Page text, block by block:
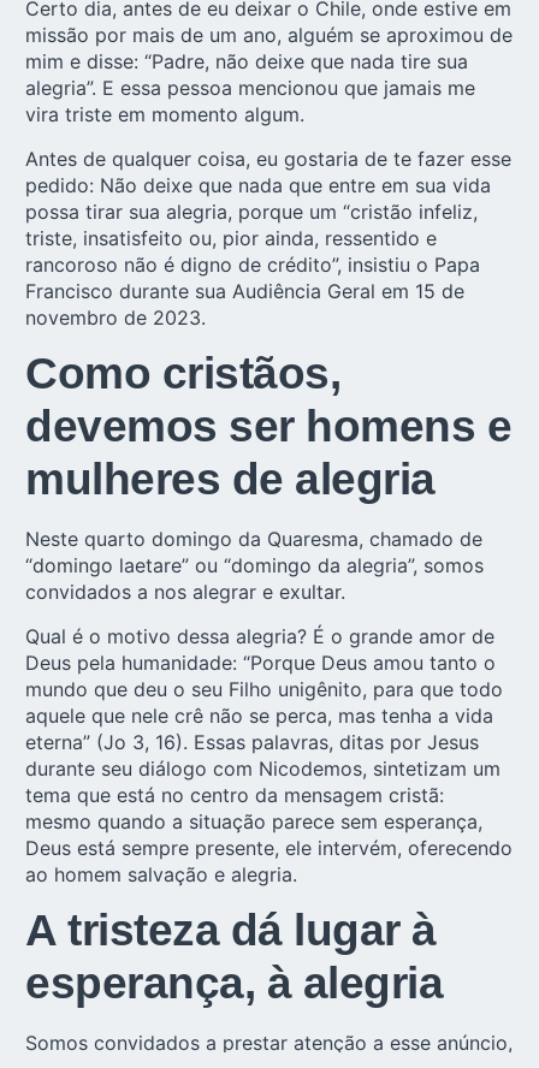
Certo dia, antes de eu deixar o Chile, onde estive em
missão por mais de um ano, alguém se aproximou de
mim e disse: “Padre, não deixe que nada tire sua
alegria”. E essa pessoa mencionou que jamais me
vira triste em momento algum.
Antes de qualquer coisa, eu gostaria de te fazer esse
pedido: Não deixe que nada que entre em sua vida
possa tirar sua alegria, porque um “cristão infeliz,
triste, insatisfeito ou, pior ainda, ressentido e
rancoroso não é digno de crédito”, insistiu o Papa
Francisco durante sua Audiência Geral em 15 de
novembro de 2023.
Como cristãos,
devemos ser homens e
mulheres de alegria
Neste quarto domingo da Quaresma, chamado de
“domingo laetare” ou “domingo da alegria”, somos
convidados a nos alegrar e exultar.
Qual é o motivo dessa alegria? É o grande amor de
Deus pela humanidade: “Porque Deus amou tanto o
mundo que deu o seu Filho unigênito, para que todo
aquele que nele crê não se perca, mas tenha a vida
eterna” (Jo 3, 16). Essas palavras, ditas por Jesus
durante seu diálogo com Nicodemos, sintetizam um
tema que está no centro da mensagem cristã:
mesmo quando a situação parece sem esperança,
Deus está sempre presente, ele intervém, oferecendo
ao homem salvação e alegria.
A tristeza dá lugar à
esperança, à alegria
Somos convidados a prestar atenção a esse anúncio,